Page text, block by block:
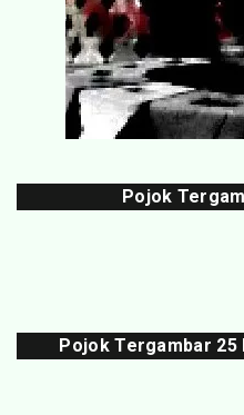
Pojok
Pojok Tergambar 25